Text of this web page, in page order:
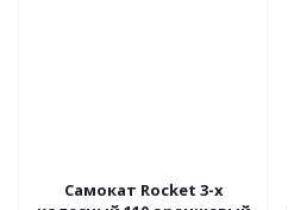
Самокат Rocket 3-х